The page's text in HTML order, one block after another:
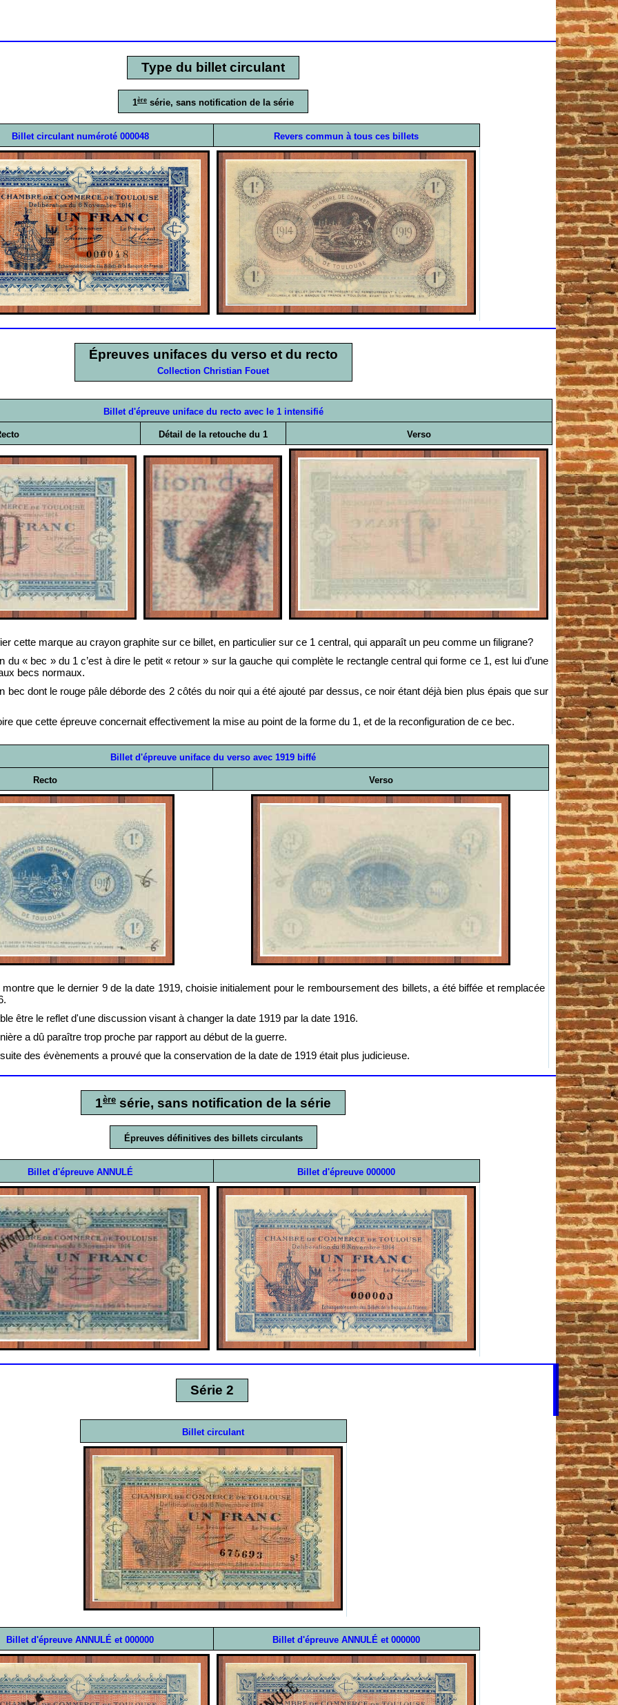
Type du billet circulant
1ère série, sans notification de la série
Billet circulant numéroté 000048 Revers commun à tous ces billets
Épreuves unifaces du verso et du recto
Collection Christian Fouet
Billet d'épreuve uniface du recto avec le 1 intensifié
Détail de la retouche du 1 Verso
cette marque au crayon graphite sur ce billet, en particulier sur ce 1 central, qui apparaît un peu comme un filigrane?
du « bec » du 1 c’est à dire le petit « retour » sur la gauche qui complète le rectangle central qui forme ce 1, est lui d’une
becs normaux.
bec dont le rouge pâle déborde des 2 côtés du noir qui a été ajouté par dessus, ce noir étant déjà bien plus épais que sur
que cette épreuve concernait effectivement la mise au point de la forme du 1, et de la reconfiguration de ce bec.
Billet d'épreuve uniface du verso avec 1919 biffé
Recto Verso
que le dernier 9 de la date 1919, choisie initialement pour le remboursement des billets, a été biffée et remplacée
être le reflet d'une discussion visant à changer la date 1919 par la date 1916.
a dû paraître trop proche par rapport au début de la guerre.
des évènements a prouvé que la conservation de la date de 1919 était plus judicieuse.
1ère série, sans notification de la série
Épreuves définitives des billets circulants
Billet d'épreuve ANNULÉ Billet d'épreuve 000000
Série 2
Billet circulant
Billet d'épreuve ANNULÉ et 000000 Billet d'épreuve ANNULÉ et 000000